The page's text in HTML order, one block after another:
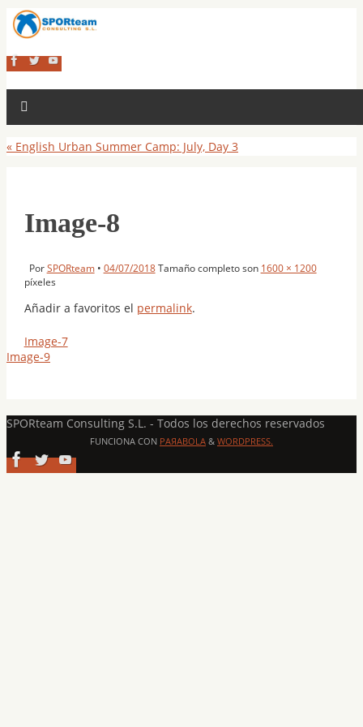
« English Urban Summer Camp: July, Day 3
Image-8
PorSPORteam • 04/07/2018 Tamaño completo son 1600 × 1200
píxeles
Añadir a favoritos el permalink.
Image-7
Image-9
SPORteam Consulting S.L. - Todos los derechos reservados
FUNCIONA CON PAЯABOLA & WORDPRESS.